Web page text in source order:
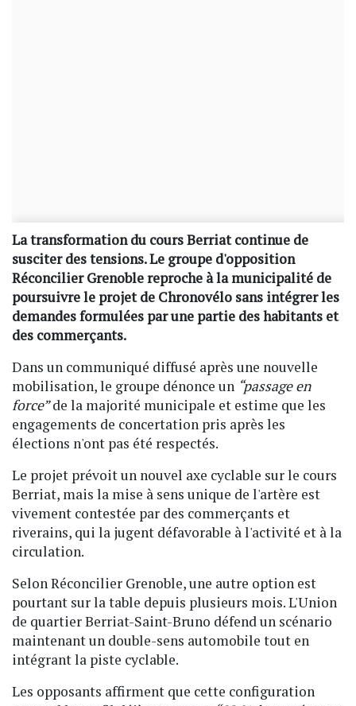
La transformation du cours Berriat continue de
susciter des tensions. Le groupe d'opposition
Réconcilier Grenoble reproche à la municipalité de
poursuivre le projet de Chronovélo sans intégrer les
demandes formulées par une partie des habitants et
des commerçants.
Dans un communiqué diffusé après une nouvelle
mobilisation, le groupe dénonce un “passage en
force”de la majorité municipale et estime que les
engagements de concertation pris après les
élections n'ont pas été respectés.
Le projet prévoit un nouvel axe cyclable sur le cours
Berriat, mais la mise à sens unique de l'artère est
vivement contestée par des commerçants et
riverains, qui la jugent défavorable à l'activité et à la
circulation.
Selon Réconcilier Grenoble, une autre option est
pourtant sur la table depuis plusieurs mois. L'Union
de quartier Berriat-Saint-Bruno défend un scénario
maintenant un double-sens automobile tout en
intégrant la piste cyclable.
Les opposants affirment que cette configuration